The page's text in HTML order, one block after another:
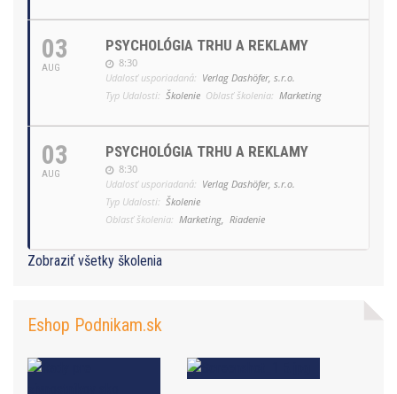
03
AUG
PSYCHOLÓGIA TRHU A REKLAMY
8:30
Udalosť usporiadaná: Verlag Dashöfer, s.r.o.
Typ Udalosti: Školenie Oblasť školenia: Marketing
03
AUG
PSYCHOLÓGIA TRHU A REKLAMY
8:30
Udalosť usporiadaná: Verlag Dashöfer, s.r.o.
Typ Udalosti: Školenie
Oblasť školenia: Marketing, Riadenie
Zobraziť všetky školenia
Eshop Podnikam.sk